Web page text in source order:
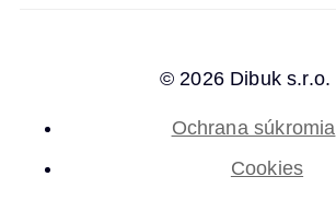
© 2026 Dibuk s.r.o.
Ochrana súkromia
Cookies